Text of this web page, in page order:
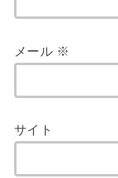
メール ※
サイト